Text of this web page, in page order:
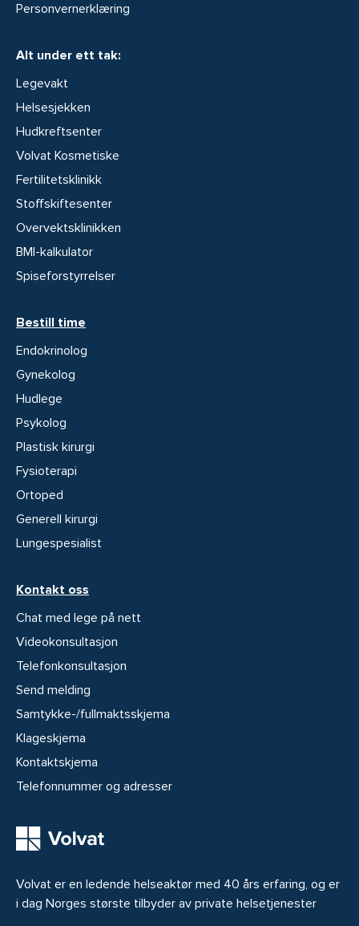
Volvat er en ledende helseaktør med 40 års erfaring, og er
i dag Norges største tilbyder av private helsetjenester
Personvernerklæring
Alt under ett tak:
Legevakt
Helsesjekken
Hudkreftsenter
Volvat Kosmetiske
Fertilitetsklinikk
Stoffskiftesenter
Overvektsklinikken
BMI-kalkulator
Spiseforstyrrelser
Bestill time
Endokrinolog
Gynekolog
Hudlege
Psykolog
Plastisk kirurgi
Fysioterapi
Ortoped
Generell kirurgi
Lungespesialist
Kontakt oss
Chat med lege på nett
Videokonsultasjon
Telefonkonsultasjon
Send melding
Samtykke-/fullmaktsskjema
Klageskjema
Kontaktskjema
Telefonnummer og adresser